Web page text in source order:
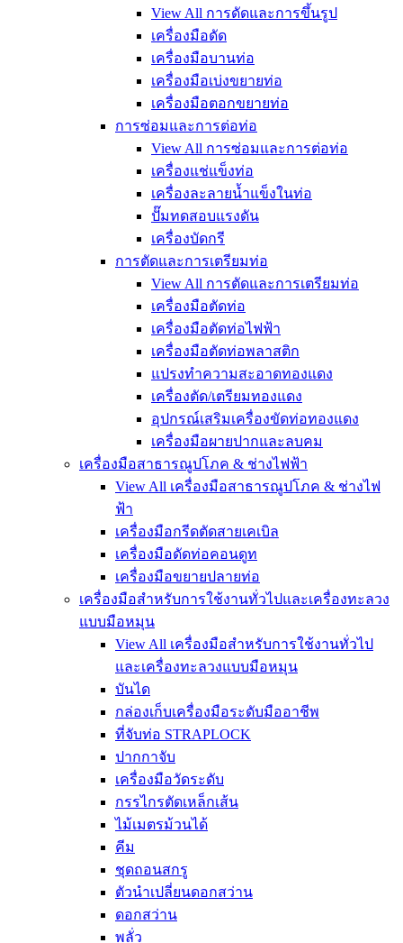
View All การดัดและการขึ้นรูป
เครื่องมือดัด
เครื่องมือบานท่อ
เครื่องมือเบ่งขยายท่อ
เครื่องมือตอกขยายท่อ
การซ่อมและการต่อท่อ
View All การซ่อมและการต่อท่อ
เครื่องแช่แข็งท่อ
เครื่องละลายน้ำแข็งในท่อ
ปั๊มทดสอบแรงดัน
เครื่องบัดกรี
การตัดและการเตรียมท่อ
View All การตัดและการเตรียมท่อ
เครื่องมือตัดท่อ
เครื่องมือตัดท่อไฟฟ้า
เครื่องมือตัดท่อพลาสติก
แปรงทำความสะอาดทองแดง
เครื่องตัด/เตรียมทองแดง
อุปกรณ์เสริมเครื่องขัดท่อทองแดง
เครื่องมือผายปากและลบคม
เครื่องมือสาธารณูปโภค & ช่างไฟฟ้า
View All เครื่องมือสาธารณูปโภค & ช่างไฟ
ฟ้า
เครื่องมือกรีดตัดสายเคเบิล
เครื่องมือดัดท่อคอนดูท
เครื่องมือขยายปลายท่อ
เครื่องมือสำหรับการใช้งานทั่วไปและเครื่องทะลวง
แบบมือหมุน
View All เครื่องมือสำหรับการใช้งานทั่วไป
และเครื่องทะลวงแบบมือหมุน
บันได
กล่องเก็บเครื่องมือระดับมืออาชีพ
ที่จับท่อ STRAPLOCK
ปากกาจับ
เครื่องมือวัดระดับ
กรรไกรตัดเหล็กเส้น
ไม้เมตรม้วนได้
คีม
ชุดถอนสกรู
ตัวนำเปลี่ยนดอกสว่าน
ดอกสว่าน
พลั่ว